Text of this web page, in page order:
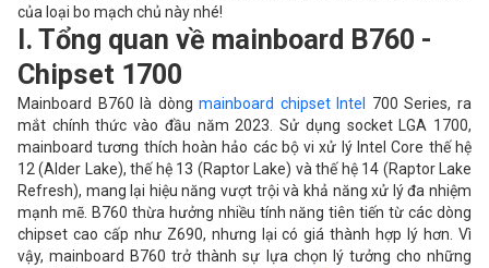
của loại bo mạch chủ này nhé!
I. Tổng quan về mainboard B760 -
Chipset 1700
Mainboard B760 là dòngmainboard chipset Intel 700 Series, ra
mắt chính thức vào đầu năm 2023. Sử dụng socket LGA 1700,
mainboard tương thích hoàn hảo các bộ vi xử lý Intel Core thế hệ
12 (Alder Lake), thế hệ 13 (Raptor Lake) và thế hệ 14 (Raptor Lake
Refresh), mang lại hiệu năng vượt trội và khả năng xử lý đa nhiệm
mạnh mẽ. B760 thừa hưởng nhiều tính năng tiên tiến từ các dòng
chipset cao cấp như Z690, nhưng lại có giá thành hợp lý hơn. Vì
vậy, mainboard B760 trở thành sự lựa chọn lý tưởng cho những